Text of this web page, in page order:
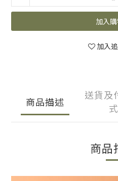
加入
加入
商品描述
送貨及
式
商品